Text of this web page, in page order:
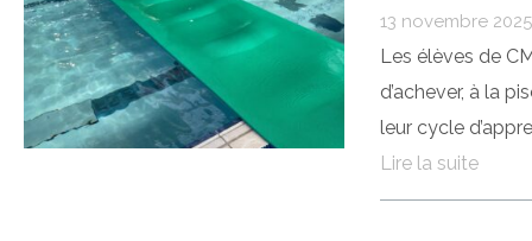
13 novembre 2025
Les élèves de
d’achever, à la
leur cycle
Lire la suite